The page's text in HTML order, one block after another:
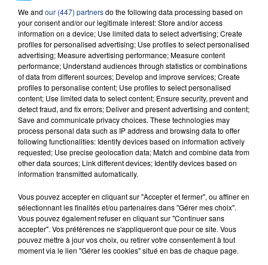
23 juillet 2026
INCENDIE MORTEL À LENS : UNE FEMME ET
SON BÉBÉ ENTRE LA VIE ET LA...
Un homme s'est immolé par le feu après avoir
aspergé sa compagne et leur bébé de trois mois
d'un liquide inflammable.
UNE ADOLESCENTE DEVANT SE FAIRE
OPÉRER DE LA CHEVILLE RESSORT DE LA...
La famille a porté plainte contre la clinique qui a
reconnu sa responsabilité et présenté ses
excuses.
We and our (447) partnersdo the following data processing based on
your consent and/or our legitimate interest: Store and/or access
information on a device; Use limited data to select advertising; Create
profiles for personalised advertising; Use profiles to select personalised
advertising; Measure advertising performance; Measure content
performance; Understand audiences through statistics or combinations
of data from different sources; Develop and improve services; Create
profiles to personalise content; Use profiles to select personalised
content; Use limited data to select content; Ensure security, prevent and
detect fraud, and fix errors; Deliver and present advertising and content;
Save and communicate privacy choices. These technologies may
process personal data such as IP address and browsing data to offer
following functionalities: Identify devices based on information actively
requested; Use precise geolocation data; Match and combine data from
other data sources; Link different devices; Identify devices based on
information transmitted automatically.
Vous pouvez accepter en cliquant sur "Accepter et fermer", ou affiner en
sélectionnant les finalités et/ou partenaires dans "Gérer mes choix".
Vous pouvez également refuser en cliquant sur "Continuer sans
accepter". Vos préférences ne s'appliqueront que pour ce site. Vous
pouvez mettre à jour vos choix, ou retirer votre consentement à tout
moment via le lien "Gérer les cookies" situé en bas de chaque page.